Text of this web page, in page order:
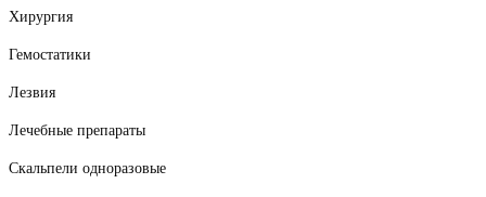
Хирургия
Гемостатики
Лезвия
Лечебные препараты
Скальпели одноразовые